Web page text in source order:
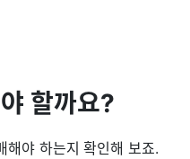
할까요?
해야 하는지 확인해 보죠.